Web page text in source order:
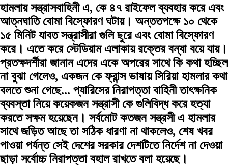
হামলায় সন্ত্রাসবাহিনী এ, কে ৪৭ রাইফেল ব্যবহার করেএবং
আত্নঘাতি বোমা বিস্ফোরণ ঘটায়। অন্ততপক্ষে ১০ থেকে
১৫ মিনিট যাবত সন্ত্রাসীরা গুলি ছুরে এবং বোমা বিস্ফোরণ
করে। এতে করে স্টেডিয়াম এলাকায় রক্তের বন্যা বয়ে যায়।
প্রতক্ষদর্শীরা জানান এদের একে অপরের সাথে কি কথা হচ্ছিল
না বুঝা গেলেও, একজন কে ফ্রান্স ভাষায় সিরিয়া হামলার কথা
বলতে শুনা গেছে... প্যারিসের নিরাপত্তা বাহিনী তাৎক্ষনিক
ব্যবস্তা নিয়ে কয়েকজন সন্ত্রাসী কে গুলিবিদ্ধ করে হত্যা
করতে সক্ষম হয়েছেন। সর্বমোট কতজন সন্ত্রসী এ হামলার
সাথে জড়িত আছে তা সঠিক ধারণা না থাকলেও, শেষ খবর
পাওয়া পর্যন্ত সেই দেশের সরকার দেশটিতে নির্দেশ না দেওয়া
ছাড়া সর্বোচ্চ নিরাপত্তা বহাল রাখতে বলা হয়েছে।